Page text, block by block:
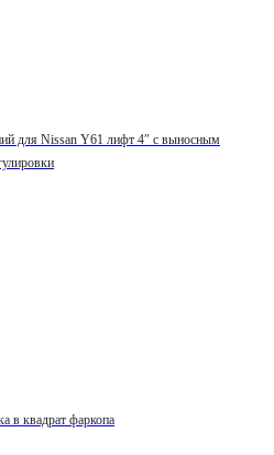
для Nissan Y61 лифт 4″ с выносным
в квадрат фаркопа